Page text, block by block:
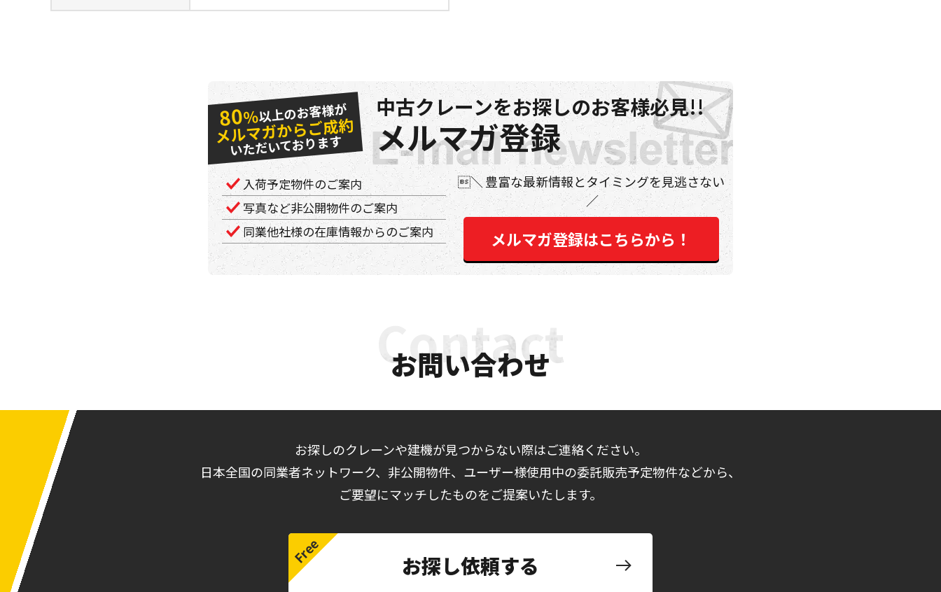
80％以上のお客様が
メルマガからご成約
いただいております
中古クレーンをお探しのお客様必見!!
メルマガ登録
入荷予定物件のご案内
写真など非公開物件のご案内
同業他社様の在庫情報からのご案内
豊富な最新情報とタイミングを見逃さない
メルマガ登録はこちらから！
お問い合わせ
お探しのクレーンや建機が見つからない際はご連絡ください。
日本全国の同業者ネットワーク、非公開物件、ユーザー様使用中の委託販売予定物件などから、
ご要望にマッチしたものをご提案いたします。
お探し依頼する